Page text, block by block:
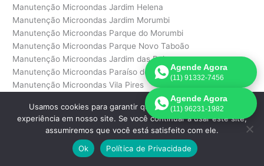
Manutenção Microondas Jardim Helena
Manutenção Microondas Jardim Morumbi
Manutenção Microondas Parque do Morumbi
Manutenção Microondas Parque Novo Taboão
Manutenção Microondas Jardim das Palmas
Manutenção Microondas Paraíso do Morumbi
Manutenção Microondas Vila Pires
Manutenção Microondas Vila Plana
Manutenção Microondas Vila Praia
Manutenção Microondas Jardim Recanto do Morumbi
Manutenção Microondas Jardim Santo Antônio
Manutenção Microondas Vila Suzana
Agende Agora
(11) 91332-7456
Agende Agora
(11) 96231-1982
Usamos cookies para garantir que oferecemos a melhor
experiência em nosso site. Se você continuar a usar este site,
assumiremos que você está satisfeito com ele.
Ok
Política de Privacidade